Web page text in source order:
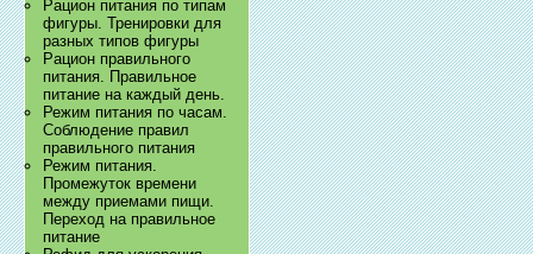
Рацион питания по типам
фигуры. Тренировки для
разных типов фигуры
Рацион правильного
питания. Правильное
питание на каждый день.
Режим питания по часам.
Соблюдение правил
правильного питания
Режим питания.
Промежуток времени
между приемами пищи.
Переход на правильное
питание